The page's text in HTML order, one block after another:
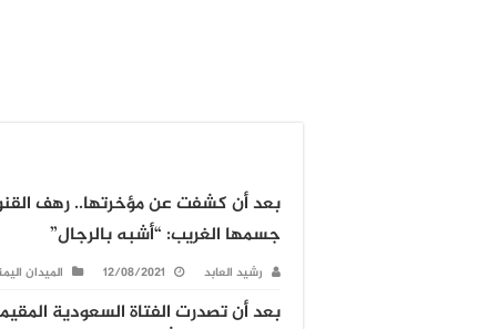
بعد أن كشفت عن مؤخرتها.. رهف
جسمها الغريب: “أشبه بالرجال”
رشيد العابد 12/08/2021 الميدان
بعد أن تصدرت الفتاة السعودية